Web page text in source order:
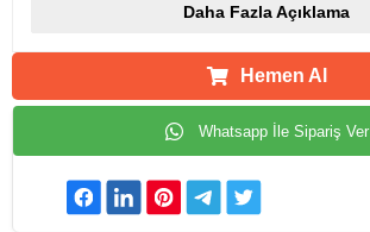
yapısı sayesinde her boyutta kapıda kullanılabilir.
Daha Fazla Açıklama
Hemen Al
Whatsapp İle Sipariş Ver